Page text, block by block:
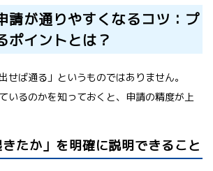
請が通りやすくなるコツ：プ
ポイントとは？
せば通る」というものではありません。
いるのかを知っておくと、申請の精度が上
きたか」を明確に説明できること